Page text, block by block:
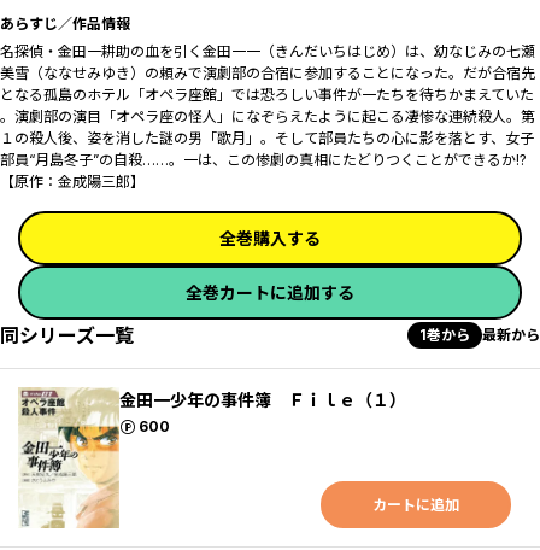
あらすじ／作品情報
名探偵・金田一耕助の血を引く金田一一（きんだいちはじめ）は、幼なじみの七瀬
美雪（ななせみゆき）の頼みで演劇部の合宿に参加することになった。だが合宿先
となる孤島のホテル「オペラ座館」では恐ろしい事件が一たちを待ちかまえていた
――。演劇部の演目「オペラ座の怪人」になぞらえたように起こる凄惨な連続殺人。第
１の殺人後、姿を消した謎の男「歌月」。そして部員たちの心に影を落とす、女子
部員“月島冬子”の自殺……。一は、この惨劇の真相にたどりつくことができるか!?
【原作：金成陽三郎】
全巻購入する
全巻カートに追加する
同シリーズ一覧 1巻から 最新から
金田一少年の事件簿 Ｆｉｌｅ（１）
600
ポイント
カートに追加